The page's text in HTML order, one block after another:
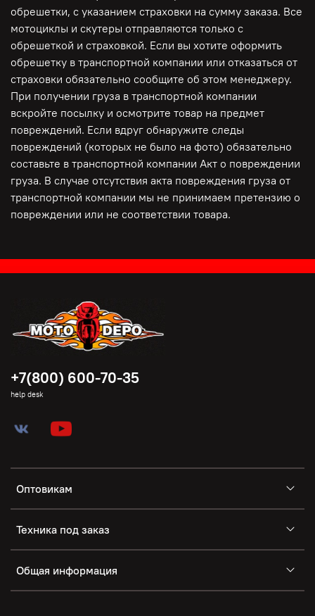
обрешетки, с указанием страховки на сумму заказа. Все
мотоциклы и скутеры отправляются только с
обрешеткой и страховкой. Если вы хотите оформить
обрешетку в транспортной компании или отказаться от
страховки обязательно сообщите об этом менеджеру.
При получении груза в транспортной компании
вскройте посылку и осмотрите товар на предмет
повреждений. Если вдруг обнаружите следы
повреждений (которых не было на фото) обязательно
составьте в транспортной компании Акт о повреждении
груза. В случае отсутствия акта повреждения груза от
транспортной компании мы не принимаем претензию о
повреждении или не соответствии товара.
Оптовикам
Техника под заказ
Общая информация
+7(800) 600-70-35
help desk